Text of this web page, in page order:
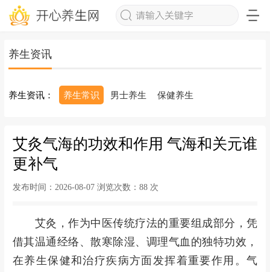
养生资讯
养生资讯： 养生常识 男士养生 保健养生
艾灸气海的功效和作用 气海和关元谁
更补气
发布时间：2026-08-07 浏览次数： 88 次
艾灸，作为中医传统疗法的重要组成部分，凭
借其温通经络、散寒除湿、调理气血的独特功效，
在养生保健和治疗疾病方面发挥着重要作用。气